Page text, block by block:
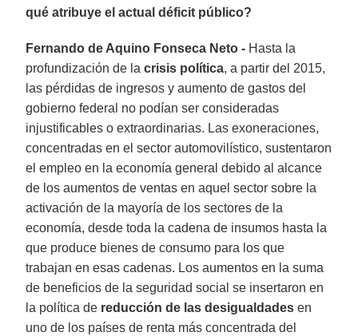
qué atribuye el actual déficit público?
Fernando de Aquino Fonseca Neto - Hasta la
profundización de lacrisis política, a partir del 2015,
las pérdidas de ingresos y aumento de gastos del
gobierno federal no podían ser consideradas
injustificables o extraordinarias. Las exoneraciones,
concentradas en el sector automovilístico, sustentaron
el empleo en la economía general debido al alcance
de los aumentos de ventas en aquel sector sobre la
activación de la mayoría de los sectores de la
economía, desde toda la cadena de insumos hasta la
que produce bienes de consumo para los que
trabajan en esas cadenas. Los aumentos en la suma
de beneficios de la seguridad social se insertaron en
la política de reducción de las desigualdades en
uno de los países de renta más concentrada del